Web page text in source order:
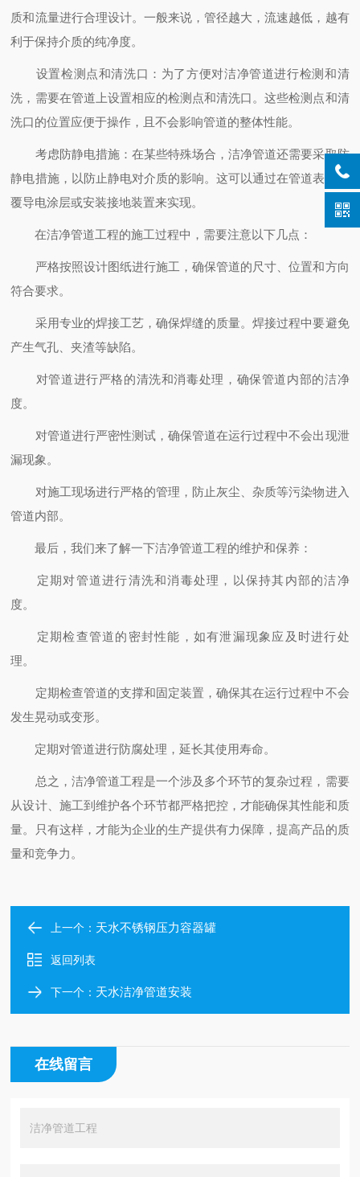
质和流量进行合理设计。一般来说，管径越大，流速越低，越有
利于保持介质的纯净度。
设置检测点和清洗口：为了方便对洁净管道进行检测和清
洗，需要在管道上设置相应的检测点和清洗口。这些检测点和清
洗口的位置应便于操作，且不会影响管道的整体性能。
考虑防静电措施：在某些特殊场合，洁净管道还需要采取防
静电措施，以防止静电对介质的影响。这可以通过在管道表面涂
覆导电涂层或安装接地装置来实现。
在洁净管道工程的施工过程中，需要注意以下几点：
严格按照设计图纸进行施工，确保管道的尺寸、位置和方向
符合要求。
采用专业的焊接工艺，确保焊缝的质量。焊接过程中要避免
产生气孔、夹渣等缺陷。
对管道进行严格的清洗和消毒处理，确保管道内部的洁净
度。
对管道进行严密性测试，确保管道在运行过程中不会出现泄
漏现象。
对施工现场进行严格的管理，防止灰尘、杂质等污染物进入
管道内部。
最后，我们来了解一下洁净管道工程的维护和保养：
定期对管道进行清洗和消毒处理，以保持其内部的洁净
度。
定期检查管道的密封性能，如有泄漏现象应及时进行处
理。
定期检查管道的支撑和固定装置，确保其在运行过程中不会
发生晃动或变形。
定期对管道进行防腐处理，延长其使用寿命。
总之，洁净管道工程是一个涉及多个环节的复杂过程，需要
从设计、施工到维护各个环节都严格把控，才能确保其性能和质
量。只有这样，才能为企业的生产提供有力保障，提高产品的质
量和竞争力。
上一个： 天水不锈钢压力容器罐
返回列表
下一个： 天水洁净管道安装
在线留言